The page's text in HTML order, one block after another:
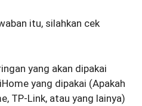
itu, silahkan cek
yang akan dipakai
yang dipakai (Apakah
TP-Link, atau yang lainya)